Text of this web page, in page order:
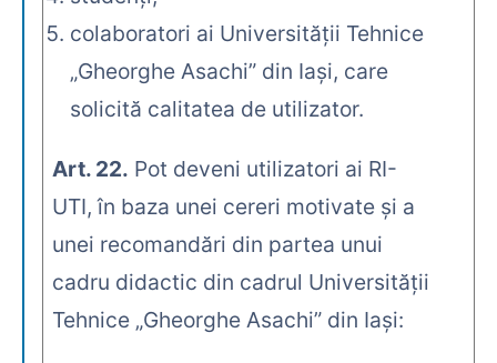
colaboratori ai Universităţii Tehnice
„Gheorghe Asachi” din Iaşi, care
solicită calitatea de utilizator.
Art. 22. Pot deveni utilizatori ai RI-
UTI, în baza unei cereri motivate şi a
unei recomandări din partea unui
cadru didactic din cadrul Universităţii
Tehnice „Gheorghe Asachi” din Iaşi: